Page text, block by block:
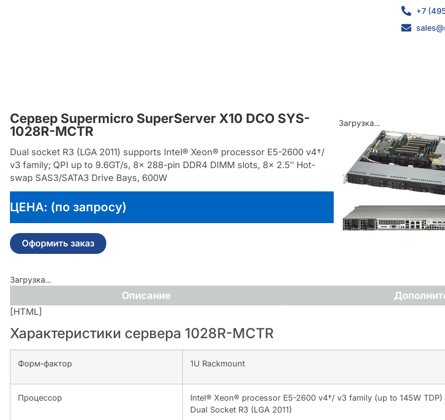
+7
Сервер Supermicro SuperServer X10 DCO SYS-
1028R-MCTR
Dual socket R3 (LGA 2011) supports Intel® Xeon® processor E5-2600 v4†/
v3 family; QPI up to 9.6GT/s, 8x 288-pin DDR4 DIMM slots, 8x 2.5″ Hot-
swap SAS3/SATA3 Drive Bays, 600W
ЦЕНА: (по запросу)
Оформить заказ
Загрузка...
Загрузка...
Описание
[HTML]
Характеристики сервера 1028R-MCTR
Форм-фактор 1U Rackmount
Процессор
Intel® Xeon® processor E5-2600 v4†/ v3 family (up to 145W TDP)
Dual Socket R3 (LGA 2011)